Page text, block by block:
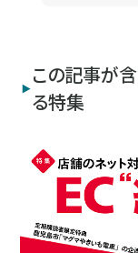
この記事が
る特集